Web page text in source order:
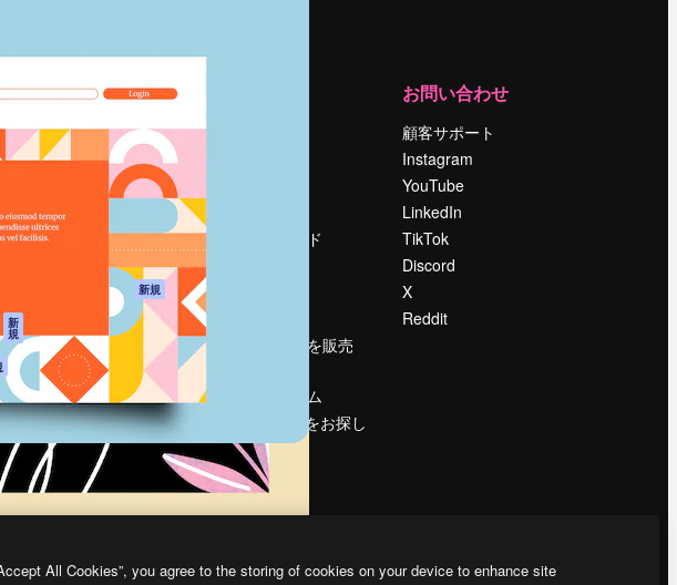
新
規
ツ
はじめに
Academy
ドキュメント
サポート
利用規約
プライバシーポリ
オリジナル
新規
クッキーポリシー
トラストセンター
アフィリエイト
法人向け
検索トレンド
コンテンツを販売
プレスルーム
magnific.aiをお探し
ですか？
お問い合わせ
顧客サポート
Instagram
YouTube
LinkedIn
TikTok
Discord
X
Reddit
す
All Cookies”, you agree to the storing of cookies on your device to enhance site